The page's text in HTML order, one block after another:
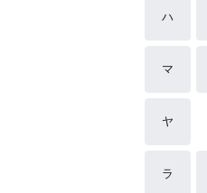
ハ
マ
ヤ
ラ